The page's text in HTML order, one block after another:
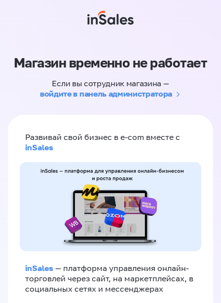
Магазин временно не работает
Если вы сотрудник магазина —
войдите в панель администратора
Развивай свой бизнес в e-com вместе с
inSales
inSales — платформа управления онлайн-
торговлей через сайт, на маркетплейсах, в
социальных сетях и мессенджерах